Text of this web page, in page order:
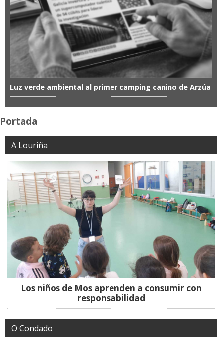
Luz verde ambiental al primer camping canino de Arzúa
Portada
A Louriña
Los niños de Mos aprenden a consumir con
responsabilidad
O Condado